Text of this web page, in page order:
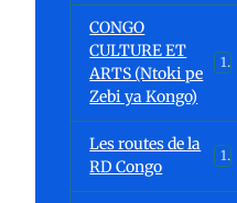
CONGO
CULTURE ET
ARTS (Ntoki pe
Zebi ya Kongo)
15
Les routes de la
RD Congo
1